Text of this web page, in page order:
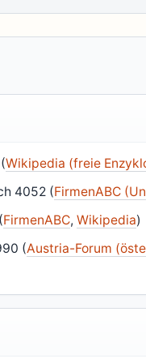
Wikipedia (freie
4052 (FirmenABC
FirmenABC,Wikipedia)
(Austria-Forum